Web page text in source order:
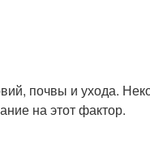
почвы и ухода.
на этот фактор.